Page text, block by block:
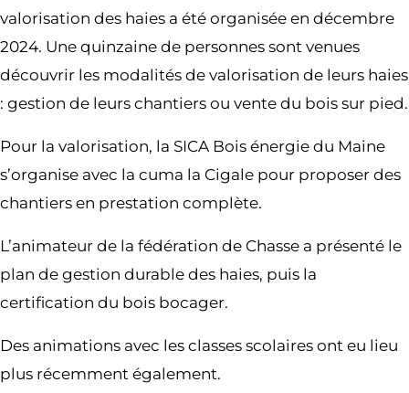
valorisation des haies a été organisée en décembre
2024. Une quinzaine de personnes sont venues
découvrir les modalités de valorisation de leurs haies
: gestion de leurs chantiers ou vente du bois sur pied.
Pour la valorisation, la SICA Bois énergie du Maine
s’organise avec la cuma la Cigale pour proposer des
chantiers en prestation complète.
L’animateur de la fédération de Chasse a présenté le
plan de gestion durable des haies, puis la
certification du bois bocager.
Des animations avec les classes scolaires ont eu lieu
plus récemment également.